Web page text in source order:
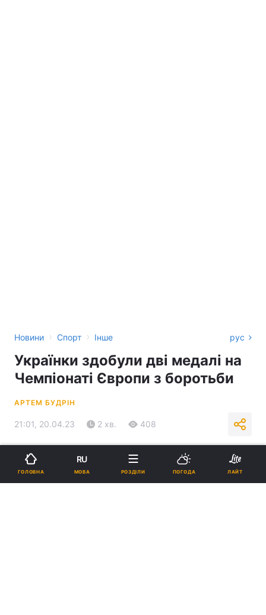
Новини › Спорт › Інше рус
Українки здобули дві медалі на
Чемпіонаті Європи з боротьби
АРТЕМ БУДРІН
21:01, 20.04.23 2 хв. 408
Підпишіться на нас в Google
ГОЛОВНА
RU
МОВА РОЗДІЛИ ПОГОДА ЛАЙТ